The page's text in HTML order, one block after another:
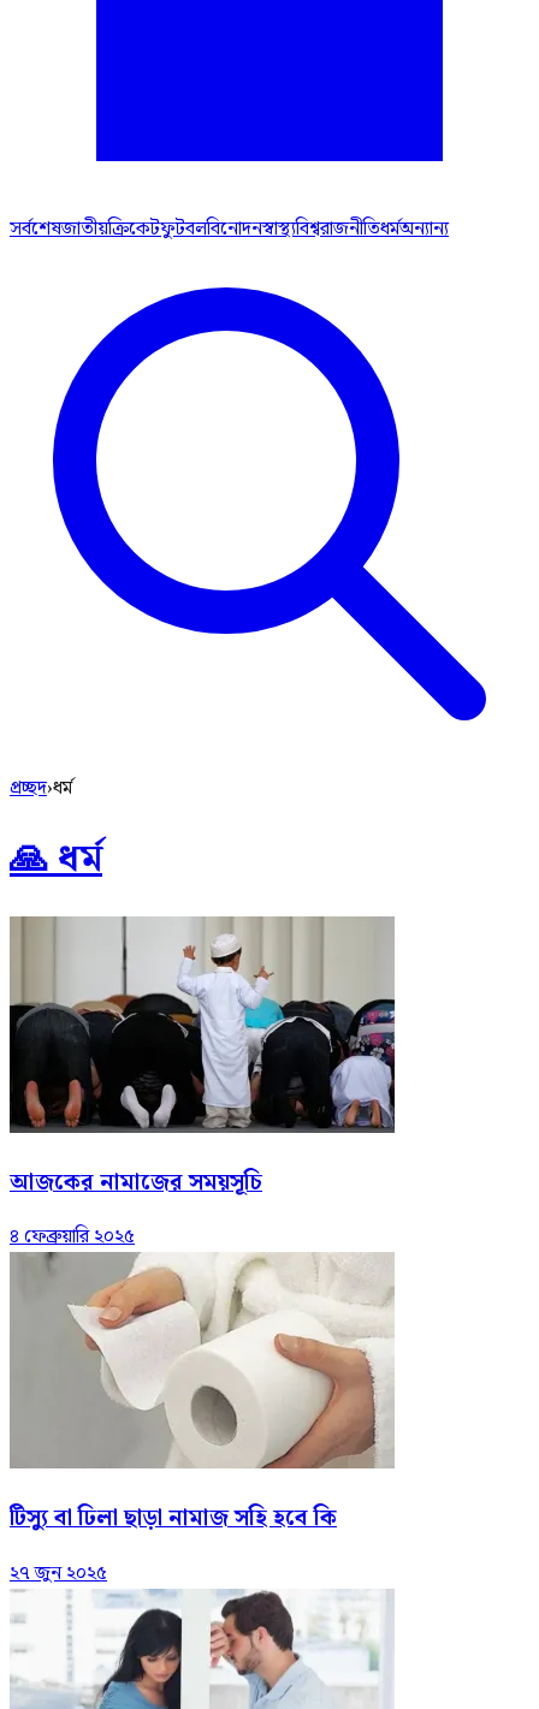
সর্বশেষজাতীয়ক্রিকেটফুটবলবিনোদনস্বাস্থ্যবিশ্বরাজনীতিধর্মঅন্যান্য
প্রচ্ছদ›ধর্ম
🙏 ধর্ম
আজকের নামাজের সময়সূচি
৪ ফেব্রুয়ারি ২০২৫
টিস্যু বা ঢিলা ছাড়া নামাজ সহি হবে কি
২৭ জুন ২০২৫